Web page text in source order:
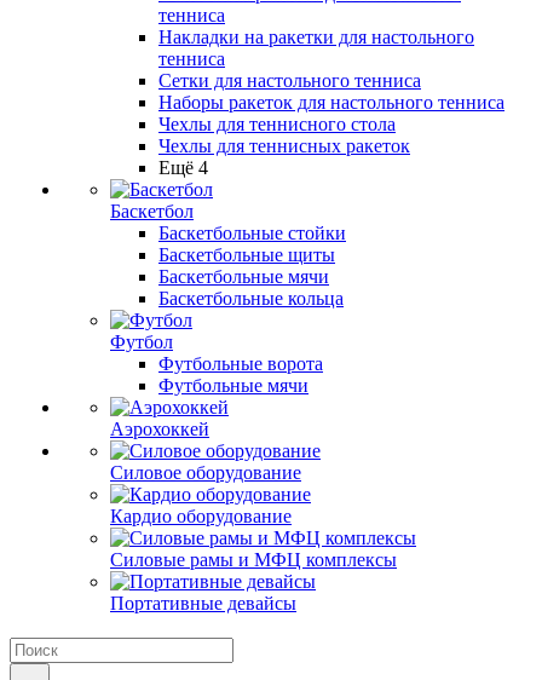
тенниса
Накладки на ракетки для настольного
тенниса
Сетки для настольного тенниса
Наборы ракеток для настольного тенниса
Чехлы для теннисного стола
Чехлы для теннисных ракеток
Ещё 4
Баскетбол
Баскетбольные стойки
Баскетбольные щиты
Баскетбольные мячи
Баскетбольные кольца
Футбол
Футбольные ворота
Футбольные мячи
Аэрохоккей
Силовое оборудование
Кардио оборудование
Силовые рамы и МФЦ комплексы
Портативные девайсы